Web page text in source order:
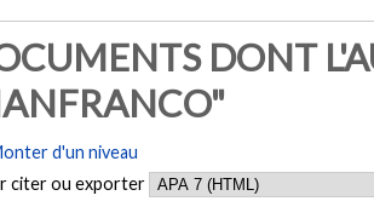
DONT
d'un niveau
citer ou exporter